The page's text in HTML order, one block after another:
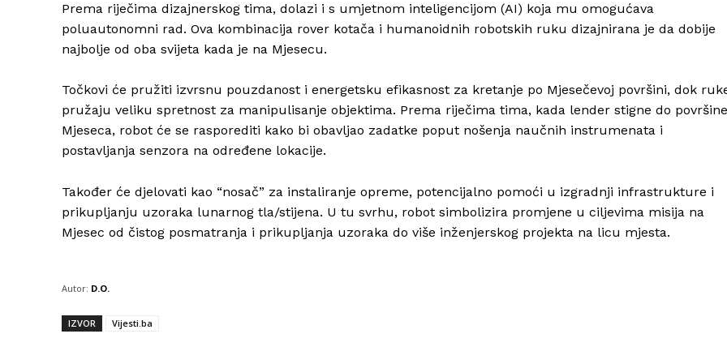
Prema riječima dizajnerskog tima, dolazi i s umjetnom inteligencijom (AI) koja mu omogućava
poluautonomni rad. Ova kombinacija rover kotača i humanoidnih robotskih ruku dizajnirana je da dobije
najbolje od oba svijeta kada je na Mjesecu.
Točkovi će pružiti izvrsnu pouzdanost i energetsku efikasnost za kretanje po Mjesečevoj površini, dok
pružaju veliku spretnost za manipulisanje objektima. Prema riječima tima, kada lender stigne do površine
Mjeseca, robot će se rasporediti kako bi obavljao zadatke poput nošenja naučnih instrumenata i
postavljanja senzora na određene lokacije.
Također će djelovati kao “nosač” za instaliranje opreme, potencijalno pomoći u izgradnji infrastrukture i
prikupljanju uzoraka lunarnog tla/stijena. U tu svrhu, robot simbolizira promjene u ciljevima misija na
Mjesec od čistog posmatranja i prikupljanja uzoraka do više inženjerskog projekta na licu mjesta.
Autor: D.O.
IZVOR Vijesti.ba